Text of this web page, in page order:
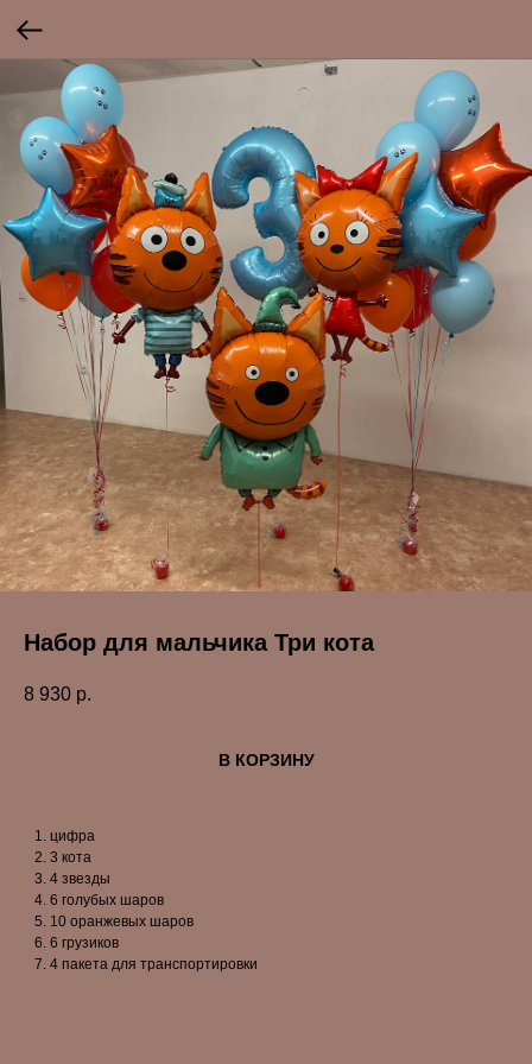
Набор для мальчика Три кота
8 930 р.
В КОРЗИНУ
цифра
3 кота
4 звезды
6 голубых шаров
10 оранжевых шаров
6 грузиков
4 пакета для транспортировки